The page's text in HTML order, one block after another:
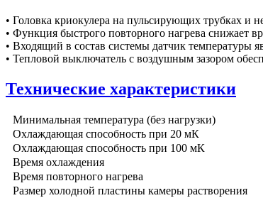
• Головка криокулера на пульсирующих трубках и
• Функция быстрого повторного нагрева снижает
• Входящий в состав системы датчик температуры
• Тепловой выключатель с воздушным зазором
Технические характеристики
Минимальная температура (без нагрузки)
Охлаждающая способность при 20 мК
Охлаждающая способность при 100 мК
Время охлаждения
Время повторного нагрева
Размер холодной пластины камеры растворения